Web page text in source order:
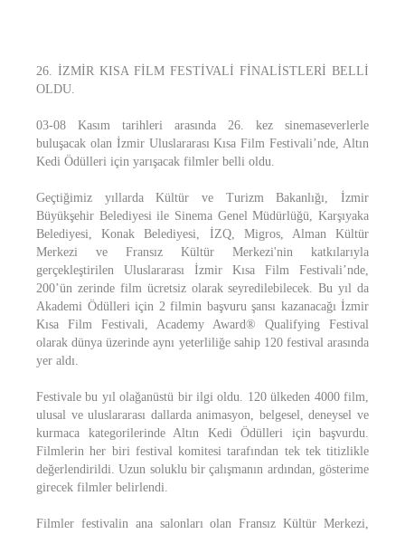
26. İZMİR KISA FİLM FESTİVALİ FİNALİSTLERİ BELLİ
OLDU.
03-08 Kasım tarihleri arasında 26. kez sinemaseverlerle
buluşacak olan İzmir Uluslararası Kısa Film Festivali’nde, Altın
Kedi Ödülleri için yarışacak filmler belli oldu.
Geçtiğimiz yıllarda Kültür ve Turizm Bakanlığı, İzmir
Büyükşehir Belediyesi ile Sinema Genel Müdürlüğü, Karşıyaka
Belediyesi, Konak Belediyesi, İZQ, Migros, Alman Kültür
Merkezi ve Fransız Kültür Merkezi'nin katkılarıyla
gerçekleştirilen Uluslararası İzmir Kısa Film Festivali’nde,
200’ün zerinde film ücretsiz olarak seyredilebilecek. Bu yıl da
Akademi Ödülleri için 2 filmin başvuru şansı kazanacağı İzmir
Kısa Film Festivali, Academy Award® Qualifying Festival
olarak dünya üzerinde aynı yeterliliğe sahip 120 festival arasında
yer aldı.
Festivale bu yıl olağanüstü bir ilgi oldu. 120 ülkeden 4000 film,
ulusal ve uluslararası dallarda animasyon, belgesel, deneysel ve
kurmaca kategorilerinde Altın Kedi Ödülleri için başvurdu.
Filmlerin her biri festival komitesi tarafından tek tek titizlikle
değerlendirildi. Uzun soluklu bir çalışmanın ardından, gösterime
girecek filmler belirlendi.
Filmler festivalin ana salonları olan Fransız Kültür Merkezi,